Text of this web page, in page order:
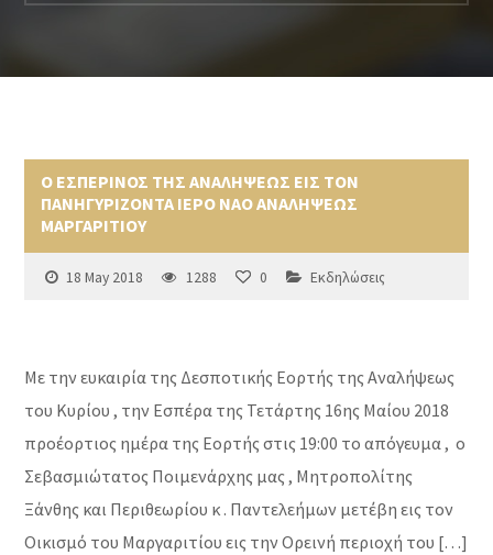
Ο ΕΣΠΕΡΙΝΟΣ ΤΗΣ ΑΝΑΛΗΨΕΩΣ ΕΙΣ ΤΟΝ
ΠΑΝΗΓΥΡΙΖΟΝΤΑ ΙΕΡΟ ΝΑΟ ΑΝΑΛΗΨΕΩΣ
ΜΑΡΓΑΡΙΤΙΟΥ
18 May 2018 1288 0 Εκδηλώσεις
Με την ευκαιρία της Δεσποτικής Εορτής της Αναλήψεως
του Κυρίου , την Εσπέρα της Τετάρτης 16ης Μαίου 2018
προέορτιος ημέρα της Εορτής στις 19:00 το απόγευμα , ο
Σεβασμιώτατος Ποιμενάρχης μας , Μητροπολίτης
Ξάνθης και Περιθεωρίου κ . Παντελεήμων μετέβη εις τον
Οικισμό του Μαργαριτίου εις την Ορεινή περιοχή του […]